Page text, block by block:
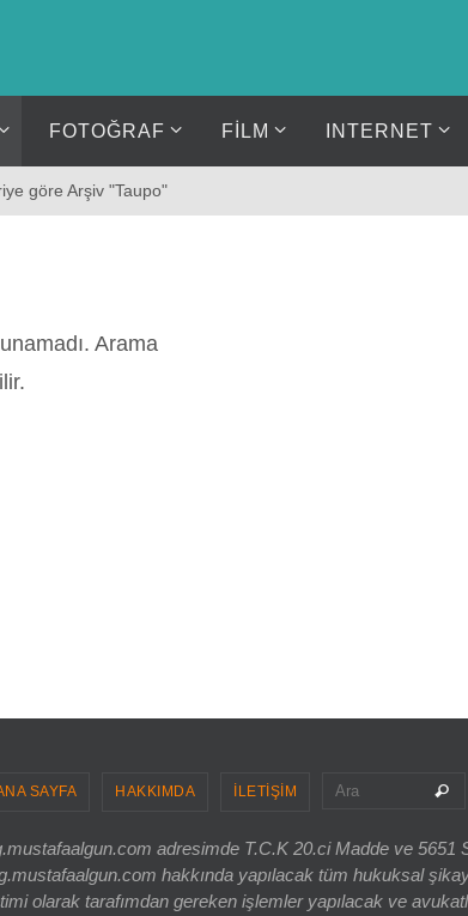
FOTOĞRAF FİLM INTERNET
göre Arşiv "Taupo"
Arama
SAYFA HAKKIMDA İLETİŞİM Ara
adresimde T.C.K 20.ci Madde ve 5651
hakkında yapılacak tüm hukuksal
olarak tarafımdan gereken işlemler yapılacak ve